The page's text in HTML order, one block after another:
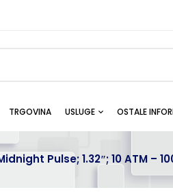
TRGOVINA USLUGE OSTALE
Pulse; 1.32″; 10 ATM